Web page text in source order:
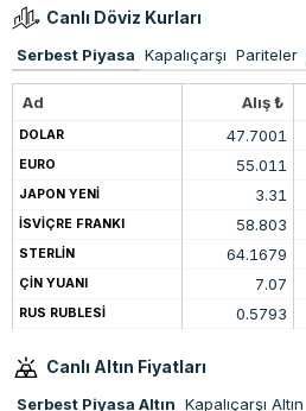
Canlı Döviz Kurları
Serbest Piyasa Kapalıçarşı Pariteler
Ad Alış ₺
DOLAR 47.7001
EURO 55.011
JAPON YENİ 3.31
İSVİÇRE FRANKI 58.803
STERLİN 64.1679
ÇİN YUANI 7.07
RUS RUBLESİ 0.5793
Canlı Altın Fiyatları
Serbest Piyasa Altın Kapalıçarşı Altın